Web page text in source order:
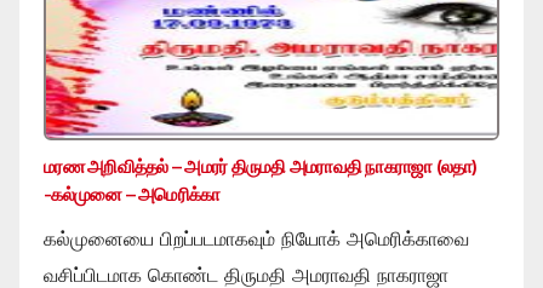
மரண அறிவித்தல் – அமரர் திருமதி அமராவதி நாகராஜா (லதா)
-கல்முனை – அமெரிக்கா
கல்முனையை பிறப்படமாகவும் நியோக் அமெரிக்காவை
வசிப்பிடமாக கொண்ட திருமதி அமராவதி நாகராஜா